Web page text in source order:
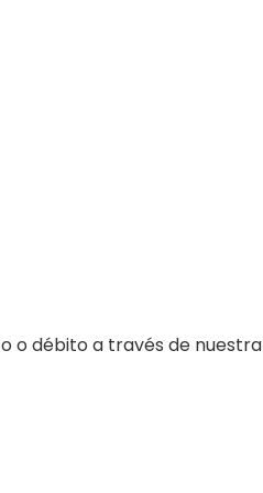
o débito a través de nuestra